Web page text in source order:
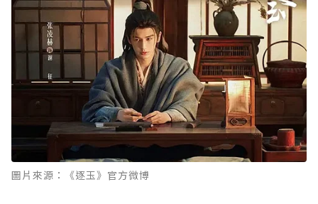
圖片來源：《逐玉》官方微博